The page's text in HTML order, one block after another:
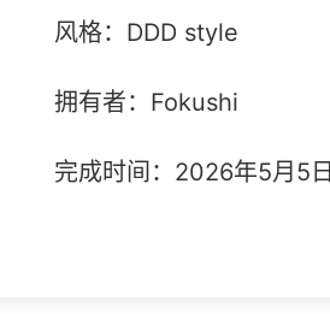
风格：DDD style
拥有者：Fokushi
完成时间：2026年5月5日